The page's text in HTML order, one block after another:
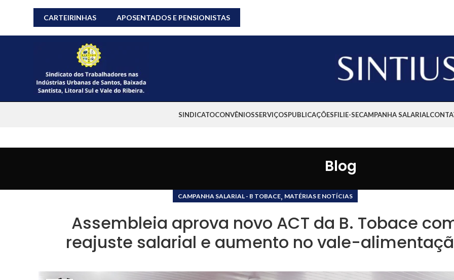
CARTEIRINHAS APOSENTADOS E PENSIONISTAS
SINDICATOCONVÊNIOSSERVIÇOSPUBLICAÇÕESFILIE-SECAMPANHA SALARIAL
Blog
CAMPANHA SALARIAL - B TOBACE, MATÉRIAS E NOTÍCIAS
Assembleia aprova novo ACT da B. Tobace
reajuste salarial e aumento no vale-